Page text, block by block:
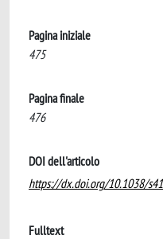
Pagina iniziale
475
Pagina finale
476
DOI dell'articolo
https://dx.doi.org/10.1038/
Fulltext